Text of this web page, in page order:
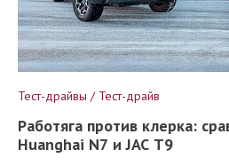
Тест-драйвы / Тест-драйв
Работяга против клерка:
Huanghai N7 и JAC T9